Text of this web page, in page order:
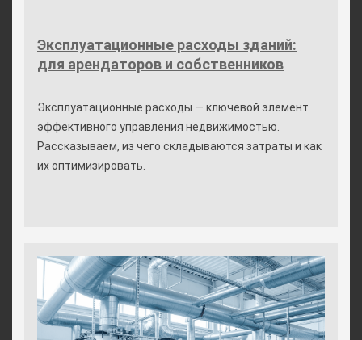
Эксплуатационные расходы зданий:
для арендаторов и собственников
Эксплуатационные расходы — ключевой элемент
эффективного управления недвижимостью.
Рассказываем, из чего складываются затраты и как
их оптимизировать.